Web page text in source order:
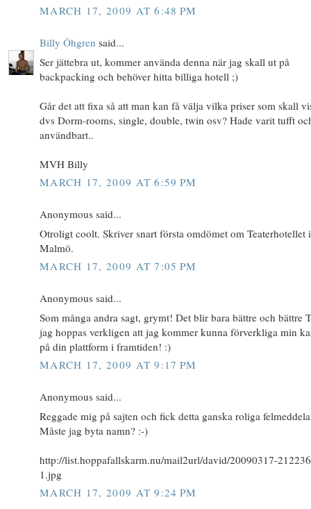
MARCH 17, 2009 AT 6:48 PM
Billy Öhgren said...
Ser jättebra ut, kommer använda denna när jag skall ut på
backpacking och behöver hitta billiga hotell ;)
Går det att fixa så att man kan få välja vilka priser som skall
dvs Dorm-rooms, single, double, twin osv? Hade varit tufft
användbart..
MVH Billy
MARCH 17, 2009 AT 6:59 PM
Anonymous said...
Otroligt coolt. Skriver snart första omdömet om Teaterhotellet i
Malmö.
MARCH 17, 2009 AT 7:05 PM
Anonymous said...
Som många andra sagt, grymt! Det blir bara bättre och bättre
jag hoppas verkligen att jag kommer kunna förverkliga min
på din plattform i framtiden! :)
MARCH 17, 2009 AT 9:17 PM
Anonymous said...
Reggade mig på sajten och fick detta ganska roliga
Måste jag byta namn? :-)
http://list.hoppafallskarm.nu/mail2url/david/20090317-
1.jpg
MARCH 17, 2009 AT 9:24 PM